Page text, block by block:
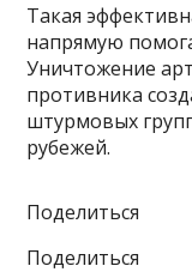
Такая
напрямую
Уничтожение
противника
штурмовых
рубежей.
Поделиться
Поделиться